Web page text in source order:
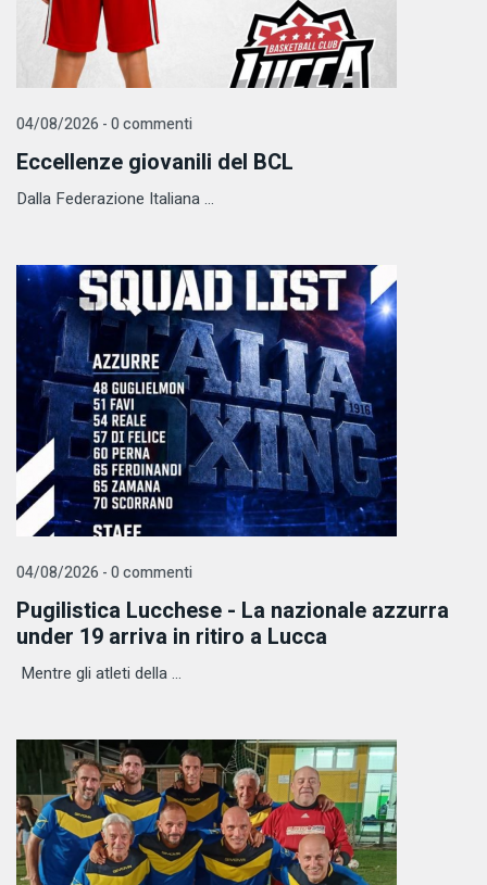
04/08/2026 - 0 commenti
Eccellenze giovanili del BCL
Dalla Federazione Italiana ...
04/08/2026 - 0 commenti
Pugilistica Lucchese - La nazionale azzurra
under 19 arriva in ritiro a Lucca
Mentre gli atleti della ...